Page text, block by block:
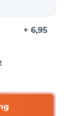
+ 6,95